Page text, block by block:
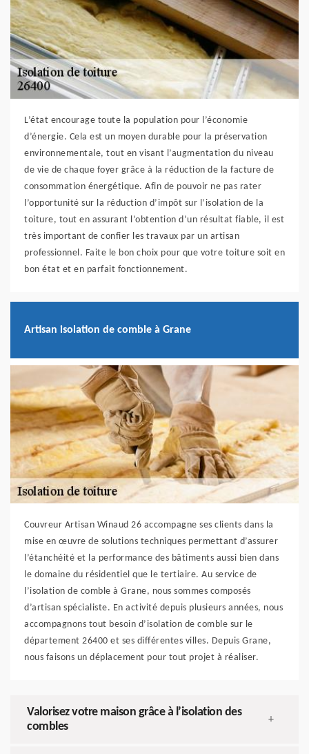
L’état encourage toute la population pour l’économie
d’énergie. Cela est un moyen durable pour la préservation
environnementale, tout en visant l’augmentation du niveau
de vie de chaque foyer grâce à la réduction de la facture de
consommation énergétique. Afin de pouvoir ne pas rater
l’opportunité sur la réduction d’impôt sur l’isolation de la
toiture, tout en assurant l’obtention d’un résultat fiable, il est
très important de confier les travaux par un artisan
professionnel. Faite le bon choix pour que votre toiture soit en
bon état et en parfait fonctionnement.
Artisan isolation de comble à Grane
Couvreur Artisan Winaud 26 accompagne ses clients dans la
mise en œuvre de solutions techniques permettant d’assurer
l’étanchéité et la performance des bâtiments aussi bien dans
le domaine du résidentiel que le tertiaire. Au service de
l’isolation de comble à Grane, nous sommes composés
d’artisan spécialiste. En activité depuis plusieurs années, nous
accompagnons tout besoin d’isolation de comble sur le
département 26400 et ses différentes villes. Depuis Grane,
nous faisons un déplacement pour tout projet à réaliser.
Valorisez votre maison grâce à l’isolation des
combles
+